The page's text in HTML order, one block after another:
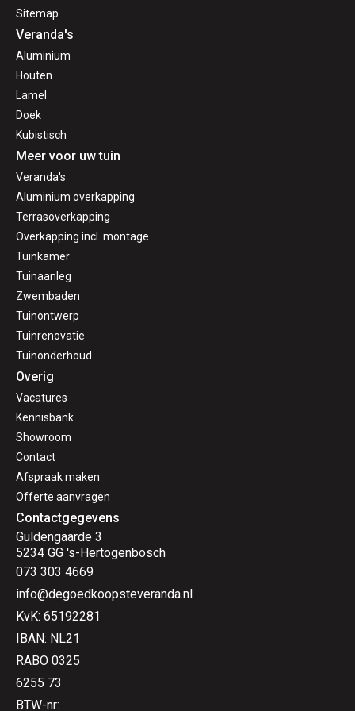
Sitemap
Veranda's
Aluminium
Houten
Lamel
Doek
Kubistisch
Meer voor uw tuin
Veranda's
Aluminium overkapping
Terrasoverkapping
Overkapping incl. montage
Tuinkamer
Tuinaanleg
Zwembaden
Tuinontwerp
Tuinrenovatie
Tuinonderhoud
Overig
Vacatures
Kennisbank
Showroom
Contact
Afspraak maken
Offerte aanvragen
Contactgegevens
Guldengaarde 3
5234 GG 's-Hertogenbosch
073 303 4669
info@degoedkoopsteveranda.nl
KvK: 65192281
IBAN: NL21
RABO 0325
6255 73
BTW-nr: